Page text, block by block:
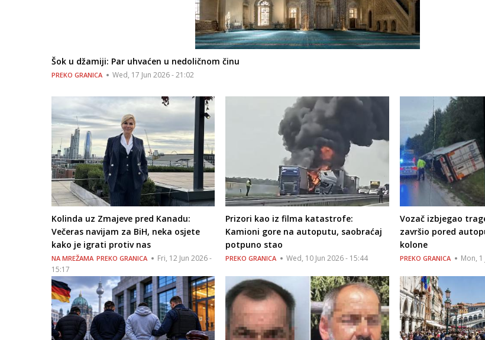
Šok u džamiji: Par uhvaćen u nedoličnom činu
PREKO GRANICA Wed, 17 Jun 2026 - 21:02
Kolinda uz Zmajeve pred Kanadu:
Večeras navijam za BiH, neka osjete
kako je igrati protiv nas
NA MREŽAMA PREKO GRANICA
Fri, 12 Jun 2026 -
15:17
Prizori kao iz filma katastrofe:
Kamioni gore na autoputu, saobraćaj
potpuno stao
PREKO GRANICA Wed, 10 Jun 2026 - 15:44
Vozač izbjegao
završio pored
kolone
PREKO GRANICA Mon, 1